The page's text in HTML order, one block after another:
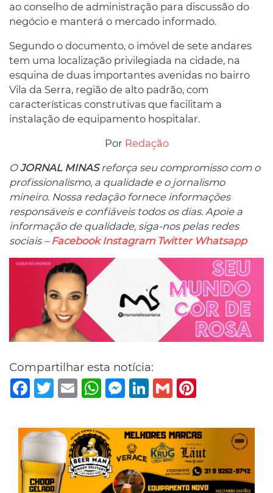
ao conselho de administração para discussão do
negócio e manterá o mercado informado.
Segundo o documento, o imóvel de sete andares
tem uma localização privilegiada na cidade, na
esquina de duas importantes avenidas no bairro
Vila da Serra, região de alto padrão, com
características construtivas que facilitam a
instalação de equipamento hospitalar.
Por Redação
OJORNAL MINASreforça seu compromisso com o
profissionalismo, a qualidade e o jornalismo
mineiro. Nossa redação fornece informações
responsáveis ​​e confiáveis ​​todos os dias. Apoie a
informação de qualidade, siga-nos pelas redes
sociais – Facebook Instagram Twitter Whatsapp
Compartilhar esta notícia:
Facebook
TwitterEmail WhatsAppMessenger
LinkedIn
Gmail